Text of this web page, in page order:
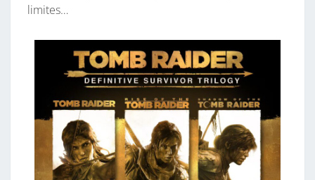
limites…